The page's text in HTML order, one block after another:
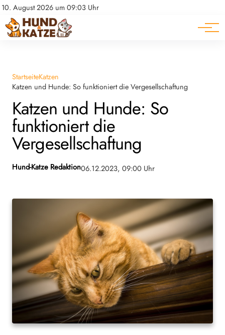
10. August 2026 um 09:03 Uhr
Datenschutz
Impressum
Pferde
Ratgeber
StartseiteKatzen
Katzen und Hunde: So funktioniert die Vergesellschaftung
Katzen und Hunde: So
funktioniert die
Vergesellschaftung
Hund-Katze Redaktion06.12.2023, 09:00 Uhr